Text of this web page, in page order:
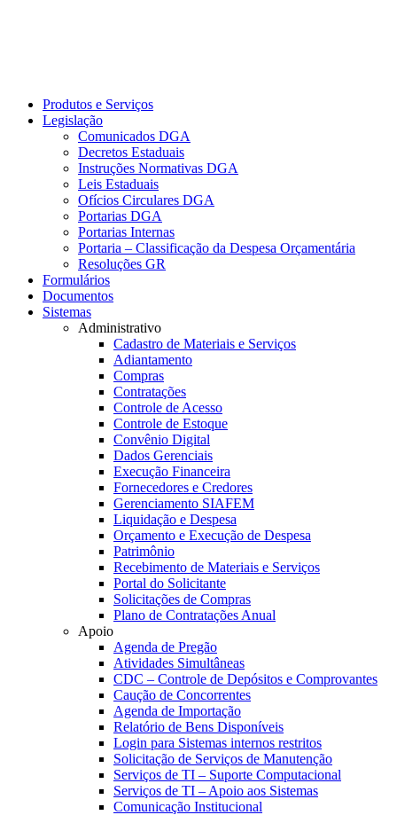
Produtos e Serviços
Legislação
Comunicados DGA
Decretos Estaduais
Instruções Normativas DGA
Leis Estaduais
Ofícios Circulares DGA
Portarias DGA
Portarias Internas
Portaria – Classificação da Despesa Orçamentária
Resoluções GR
Formulários
Documentos
Sistemas
Administrativo
Cadastro de Materiais e Serviços
Adiantamento
Compras
Contratações
Controle de Acesso
Controle de Estoque
Convênio Digital
Dados Gerenciais
Execução Financeira
Fornecedores e Credores
Gerenciamento SIAFEM
Liquidação e Despesa
Orçamento e Execução de Despesa
Patrimônio
Recebimento de Materiais e Serviços
Portal do Solicitante
Solicitações de Compras
Plano de Contratações Anual
Apoio
Agenda de Pregão
Atividades Simultâneas
CDC – Controle de Depósitos e Comprovantes
Caução de Concorrentes
Agenda de Importação
Relatório de Bens Disponíveis
Login para Sistemas internos restritos
Solicitação de Serviços de Manutenção
Serviços de TI – Suporte Computacional
Serviços de TI – Apoio aos Sistemas
Comunicação Institucional